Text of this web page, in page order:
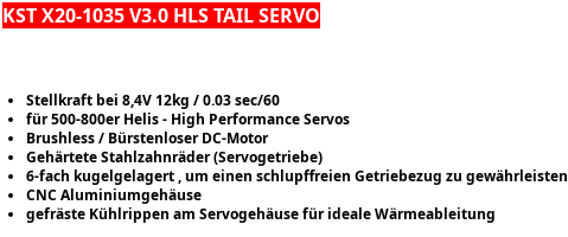
KST X20-1035 V3.0 HLS TAIL SERVO
Stellkraft bei 8,4V 12kg /0.03 sec/60
für 500-800er Helis - High Performance Servos
Brushless / Bürstenloser DC-Motor
Gehärtete Stahlzahnräder (Servogetriebe)
6-fach kugelgelagert , um einen schlupffreien Getriebezug zu gewährleisten
CNC Aluminiumgehäuse
gefräste Kühlrippen am Servogehäuse für ideale Wärmeableitung